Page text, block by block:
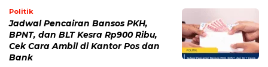
Politik
Jadwal Pencairan Bansos PKH,
BPNT, dan BLT Kesra Rp900 Ribu,
Cek Cara Ambil di Kantor Pos dan
Bank